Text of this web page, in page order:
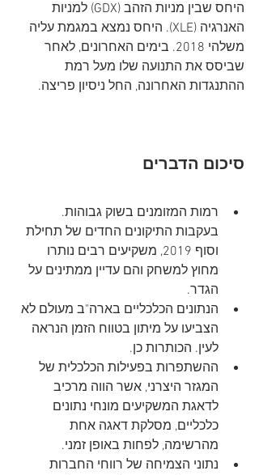
היחס שבין מניות הזהב (GDX) למניות
האנרגיה (XLE). היחס נמצא במגמת עליה
משלהי 2018. בימים האחרונים, לאחר
שביסס את התנועה שלו מעל רמת
ההתנגדות האחרונה, החל ניסיון פריצה.
סיכום הדברים
רמות המזומנים בשוק גבוהות.
בעקבות התיקונים החדים של תחילת
וסוף 2019, משקיעים רבים נותרו
מחוץ למשחק והם עדיין ממתינים על
הגדר.
הנתונים הכלכליים בארה"ב מעולם לא
הצביעו על מיתון בטווח הזמן הנראה
לעין. הכותרות כן.
ההשתפרות בפעילות הכלכלית של
המגזר היצרני, אשר הווה מרכיב
לדאגת המשקיעים מונחי נתונים
כלכליים, מסלקת דאגה אחת
מהרשימה, לפחות באופן זמני.
נתוני הצמיחה של רווחי החברות